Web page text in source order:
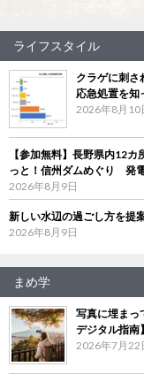
ライフスタイル
クラゲに刺
応急処置を知
2026年8月10
【参加無料】長野県内12
っと！信州ダムめぐり 発
2026年8月9日
新しい水辺の過ごし方を
2026年8月9日
まめ学
写真に埋ま
デジタル指南】
2026年7月22